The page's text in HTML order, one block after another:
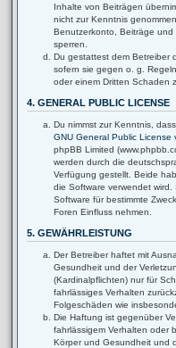
Inhalte von Beiträgen
nicht zur Kenntnis
Benutzerkonto, Beiträge
sperren.
Du gestattest dem Betreiber
sofern sie gegen o. g.
oder einem Dritten Schaden
4. GENERAL PUBLIC LICENSE
Du nimmst zur Kenntnis,
GNU General Public License
phpBB Limited
werden durch die
Verfügung gestellt. Beide
die Software verwendet
Software für bestimmte
Foren Einfluss nehmen.
5. GEWÄHRLEISTUNG
Der Betreiber haftet mit
Gesundheit und der
(Kardinalpflichten) nur für
fahrlässiges Verhalten
Folgeschäden wie
Die Haftung ist gegenüber
fahrlässigem Verhalten oder
Körper und Gesundheit und